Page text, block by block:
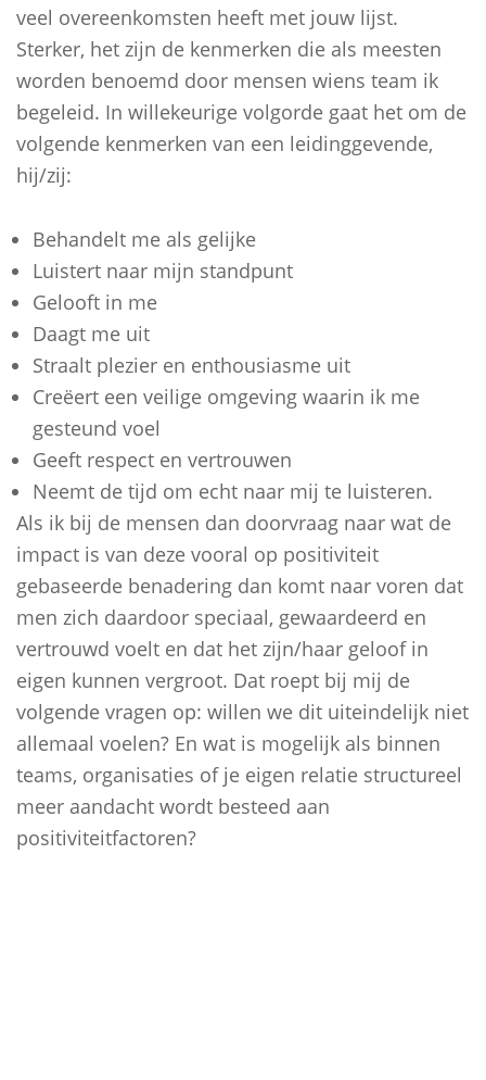
veel overeenkomsten heeft met jouw lijst.
Sterker, het zijn de kenmerken die als meesten
worden benoemd door mensen wiens team ik
begeleid. In willekeurige volgorde gaat het om de
volgende kenmerken van een leidinggevende,
hij/zij:
Behandelt me als gelijke
Luistert naar mijn standpunt
Gelooft in me
Daagt me uit
Straalt plezier en enthousiasme uit
Creëert een veilige omgeving waarin ik me
gesteund voel
Geeft respect en vertrouwen
Neemt de tijd om echt naar mij te luisteren.
Als ik bij de mensen dan doorvraag naar wat de
impact is van deze vooral op positiviteit
gebaseerde benadering dan komt naar voren dat
men zich daardoor speciaal, gewaardeerd en
vertrouwd voelt en dat het zijn/haar geloof in
eigen kunnen vergroot. Dat roept bij mij de
volgende vragen op: willen we dit uiteindelijk niet
allemaal voelen? En wat is mogelijk als binnen
teams, organisaties of je eigen relatie structureel
meer aandacht wordt besteed aan
positiviteitfactoren?